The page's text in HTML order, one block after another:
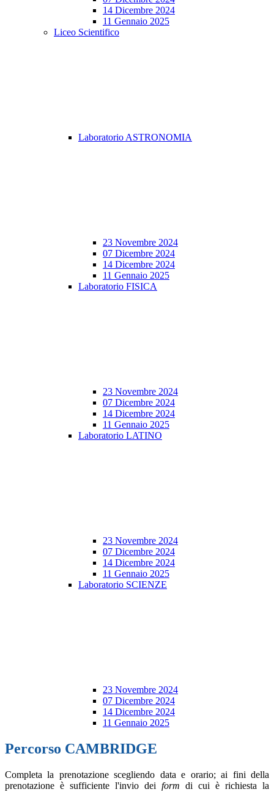
14 Dicembre 2024
11 Gennaio 2025
Liceo Scientifico
Laboratorio ASTRONOMIA
23 Novembre 2024
07 Dicembre 2024
14 Dicembre 2024
11 Gennaio 2025
Laboratorio FISICA
23 Novembre 2024
07 Dicembre 2024
14 Dicembre 2024
11 Gennaio 2025
Laboratorio LATINO
23 Novembre 2024
07 Dicembre 2024
14 Dicembre 2024
11 Gennaio 2025
Laboratorio SCIENZE
23 Novembre 2024
07 Dicembre 2024
14 Dicembre 2024
11 Gennaio 2025
Percorso CAMBRIDGE
Completa la prenotazione scegliendo data e orario; ai fini della
prenotazione è sufficiente l'invio dei form di cui è richiesta la